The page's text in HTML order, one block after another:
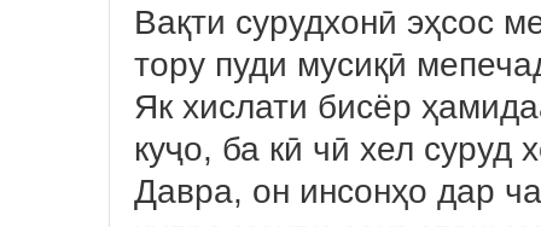
Вақти сурудхонӣ эҳсос
тору пуди мусиқӣ
Як хислати бисёр
куҷо, ба кӣ чӣ хел суруд
Давра, он инсонҳо дар